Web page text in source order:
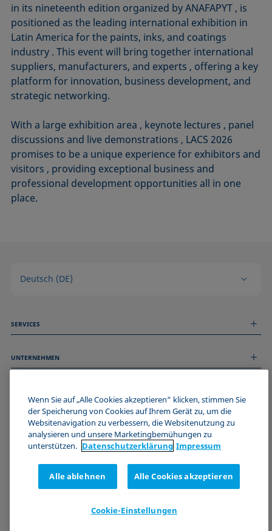
in its nineteenth edition organized by ANAFAPYT , is
positioned as the leading international exhibition in
Latin America for the paints, inks, and coatings
industry . This event will bring together international
suppliers, manufacturers, and experts , offering a key
platform for innovation, business development, and
strategic networking.
With a large exhibition area , keynote lectures , panel
discussions and live demonstrations , LACS 2026
promises to be a unique experience for exhibitors and
visitors , providing exceptional business and
professional development opportunities all in one
place.
Deutsch (DE)
SERVICES
Technischer Service
UNTERNEHMEN
Stellenangebote
Events
Impressum
Datenschutzerklärung
Cookie-Richtlinie
Zertifizierungen (ISO 9001)
Newsletter-Anmeldung
WERDE TEIL DER KRÜSS COMMUNITY
Wenn Sie auf „Alle Cookies akzeptieren“ klicken, stimmen Sie
der Speicherung von Cookies auf Ihrem Gerät zu, um die
Websitenavigation zu verbessern, die Websitenutzung zu
analysieren und unsere Marketingbemühungen zu
unterstützen. Datenschutz­erklärung Impressum
Alle ablehnen Alle Cookies akzeptieren
Cookie-Einstellungen